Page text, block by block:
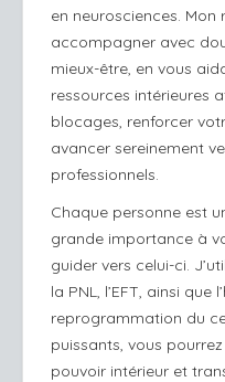
en neurosciences. Mon
accompagner avec
mieux-être, en vous
ressources intérieures
blocages, renforcer
avancer sereinement
professionnels.
Chaque personne est
grande importance à
guider vers celui-ci.
la PNL, l’EFT, ainsi
reprogrammation du
puissants, vous
pouvoir intérieur et